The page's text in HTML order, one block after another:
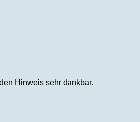
Hinweis sehr dankbar.